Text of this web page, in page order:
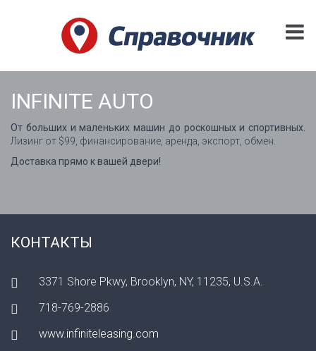
INFINITE AUTO
От больших и маленьких машин до роскошных и спортивных.
Лизинг от $99, финансирование, аренда, экспорт, обмен.
Доставка прямо к вашей двери!
КОНТАКТЫ
3371 Shore Pkwy, Brooklyn, NY, 11235, U.S.A.
718-769-2886
www.infiniteleasing.com